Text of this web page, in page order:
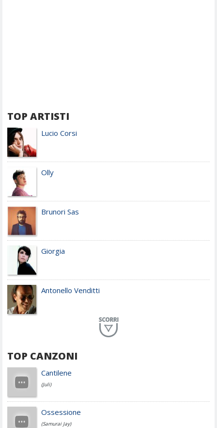
TOP ARTISTI
Lucio Corsi
Olly
Brunori Sas
Giorgia
Antonello Venditti
Achille Lauro
Cesare Cremonini
TOP CANZONI
Cantilene
(Juli)
Ossessione
(Samurai Jay)